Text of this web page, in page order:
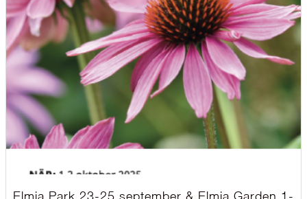
Elmia Park 23-25 september & Elmia Garden 1-